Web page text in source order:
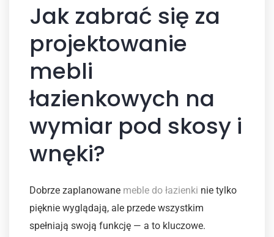
Jak zabrać się za
projektowanie
mebli
łazienkowych na
wymiar pod skosy i
wnęki?
Dobrze zaplanowane meble do łazienki nie tylko
pięknie wyglądają, ale przede wszystkim
spełniają swoją funkcję — a to kluczowe.